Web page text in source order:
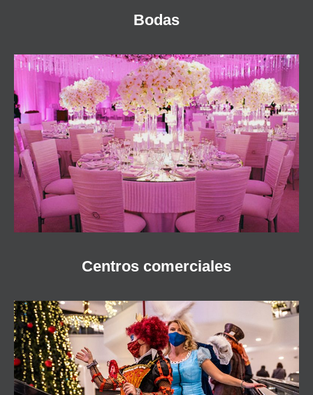
Bodas
Centros comerciales